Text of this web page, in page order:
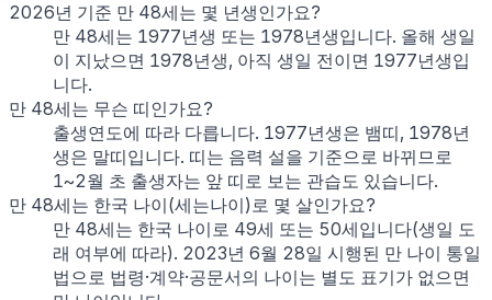
2026년 기준 만 48세는 몇 년생인가요?
만 48세는 1977년생 또는 1978년생입니다. 올해 생일
이 지났으면 1978년생, 아직 생일 전이면 1977년생입
니다.
만 48세는 무슨 띠인가요?
출생연도에 따라 다릅니다. 1977년생은 뱀띠, 1978년
생은 말띠입니다. 띠는 음력 설을 기준으로 바뀌므로
1~2월 초 출생자는 앞 띠로 보는 관습도 있습니다.
만 48세는 한국 나이(세는나이)로 몇 살인가요?
만 48세는 한국 나이로 49세 또는 50세입니다(생일 도
래 여부에 따라). 2023년 6월 28일 시행된 만 나이 통일
법으로 법령·계약·공문서의 나이는 별도 표기가 없으면